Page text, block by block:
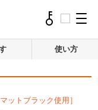
使い方
トブラック使用］